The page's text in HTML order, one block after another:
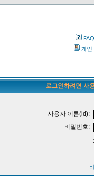
FAQ
개인
로그인하려면 사
사용자 이름(id):
비밀번호: